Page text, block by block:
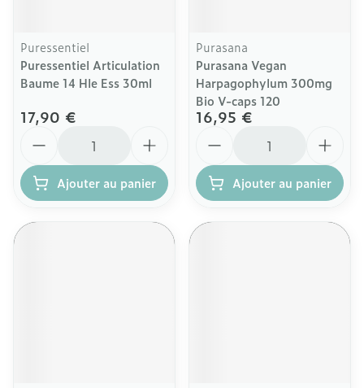
Puressentiel
Puressentiel Articulation
Baume 14 Hle Ess 30ml
17,90 €
Ajouter au panier
Purasana
Purasana Vegan
Harpagophylum 300mg
Bio V-caps 120
16,95 €
Ajouter au panier